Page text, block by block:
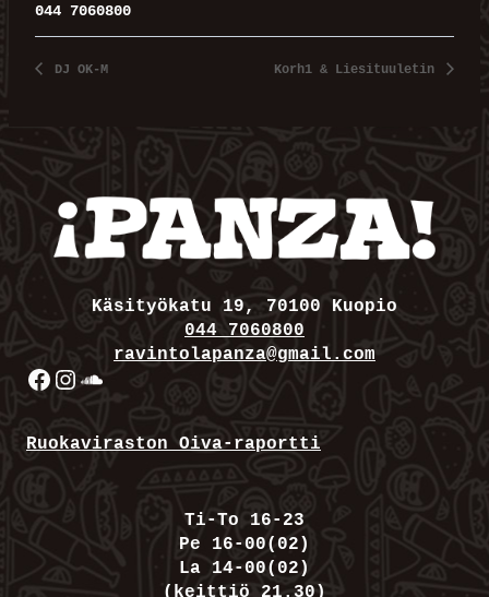
044 7060800
DJ OK-M Korh1 & Liesituuletin
Käsityökatu 19, 70100 Kuopio
044 7060800
ravintolapanza@gmail.com
Facebook
Instagram
SoundCloud
Ruokaviraston Oiva-raportti
Ti-To 16-23
Pe 16-00(02)
La 14-00(02)
(keittiö 21.30)